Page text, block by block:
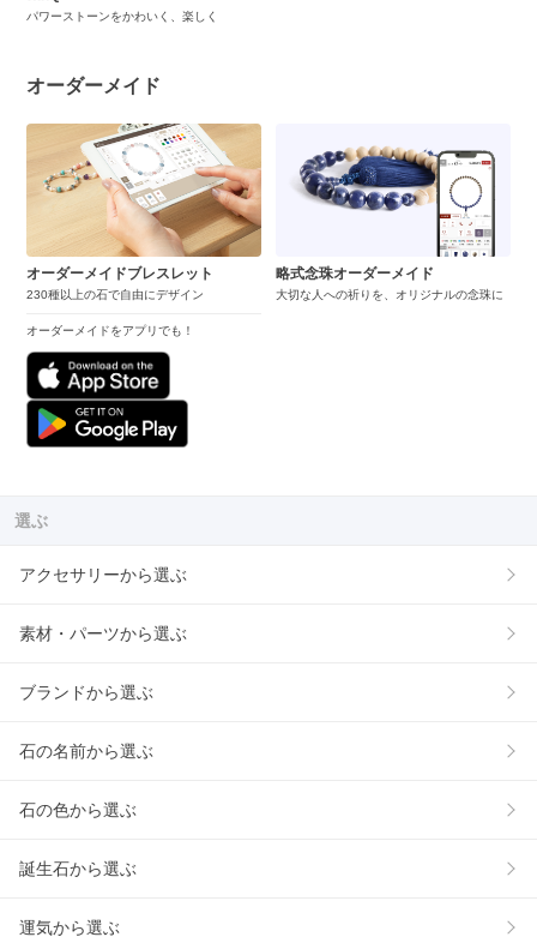
パワーストーンをかわいく、楽しく
オーダーメイド
オーダーメイドブレスレット
230種以上の石で自由にデザイン
オーダーメイドをアプリでも！
略式念珠オーダーメイド
大切な人への祈りを、オリジナルの念珠に
選ぶ
アクセサリーから選ぶ
素材・パーツから選ぶ
ブランドから選ぶ
石の名前から選ぶ
石の色から選ぶ
誕生石から選ぶ
運気から選ぶ